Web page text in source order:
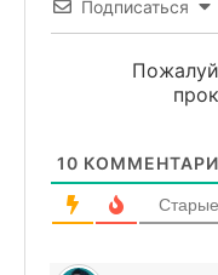
Подписаться
10
Старые